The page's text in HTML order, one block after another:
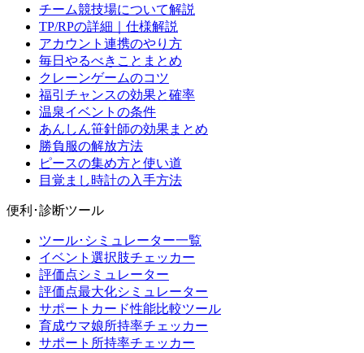
チーム競技場について解説
TP/RPの詳細｜仕様解説
アカウント連携のやり方
毎日やるべきことまとめ
クレーンゲームのコツ
福引チャンスの効果と確率
温泉イベントの条件
あんしん笹針師の効果まとめ
勝負服の解放方法
ピースの集め方と使い道
目覚まし時計の入手方法
便利･診断ツール
ツール･シミュレーター一覧
イベント選択肢チェッカー
評価点シミュレーター
評価点最大化シミュレーター
サポートカード性能比較ツール
育成ウマ娘所持率チェッカー
サポート所持率チェッカー